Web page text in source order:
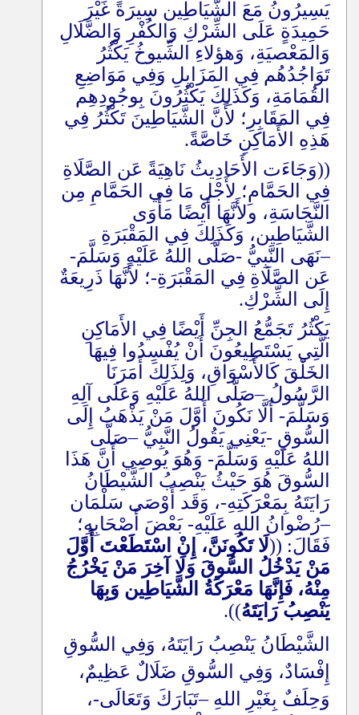
يَسِيرُونُ مَعَ الشَّيَاطِين سِيرَةً غَيْرَ
حَمِيدَةٍ عَلَى الشِّرْكِ وَالكُفْرِ وَالضَّلَالِ
وَالمَعْصيَةِ، وَهؤلاءِ الشِّيوخُ يَكْثُرُ
تَوَاجُدُهُم فِي المَزَابِلِ وَفِي مَوَاضِعِ
القُمَامَةِ، وَكَذَلِكَ يَكْثُرُونَ بِوجُودِهِم
فِي المَقَابِرِ؛ لأَنَّ الشَّيَاطِينَ تَكْثُرُ فِي
هَذِهِ الأَمَاكِنِ خَاصَّةً.
((وَجَاءَت الأَحَادِيثُ نَاهِيَةً عَن الصَّلَاةِ
فِي الحَمَّامِ؛ لأَجْلِ مَا فِي الحَمَّامِ مِن
النَّجَاسَةِ، ولأَنَّهَا أَيْضًا مَأْوَى
الشَّيَاطِين، وَكَذَلِكَ فِي المَقْبَرَةِ
–نَهَى النَّبِيُّ -صَلَّى اللهُ عَلَيْهِ وَسَلَّمَ-
عَن الصَّلَاةِ فِي المَقْبَرَةِ-؛ لأَنَّهَا ذَرِيعَةٌ
إِلَى الشِّرْكِ.
يَكْثُرُ تَجَمُّعُ الجِنِّ أَيْضًا فِي الأَمَاكِنِ
الَّتِي يَسْتَطِيعُونَ أَنْ يُفْسِدُوا فِيهَا
الخَلْقَ كَالأَسْوَاقِ، وَلِذَلِكَ أَمَرَنَا
الرَّسُولُ–صَلَّى اللهُ عَلَيْهِ وَعَلَى آلِهِ
وَسَلَّمَ- أَلَّا نَكُونَ أَوَّلَ مَنْ يَذْهَبُ إِلَى
السُّوقِ -يَعْنِي يَقُولُ النَّبِيُّ–صَلَّى
اللهُ عَلَيْهِ وَسَلَّمَ- وَهُوَ يُوصِي أَنَّ هَذَا
السُّوقَ هُوَ حَيْثُ يَنْصِبُ الشَّيْطَانُ
رَايَتَهُ بِمَعْرَكَتِهِ-، وَقَد أَوْصَى سَلْمَان
–رُضْوانُ اللهِ عَلَيْهِ- بَعْضَ أَصْحَابِهِ؛
فَقَالَ: ((لَا تَكُونَنَّ، إِنْ اسْتَطَعْتَ أَوَّلَ
مَنْ يَدْخُلُ السُّوقَ وَلَا آخِرَ مَنْ يَخْرُجُ
مِنْهُ، فَإِنَّهَا مَعْرَكَةُ الشَّيَاطِين وَبِهَا
يَنْصِبُ رَايَتَهُ)).
الشَّيْطَانُ يَنْصِبُ رَايَتَهُ، وَفِي السُّوقِ
إِفْسَادٌ، وَفِي السُّوقِ ضَلَالٌ عَظِيمٌ،
وَحِلَفٌ بِغَيْرِ اللهِ–تَبَارَكَ وَتَعَالَى-،